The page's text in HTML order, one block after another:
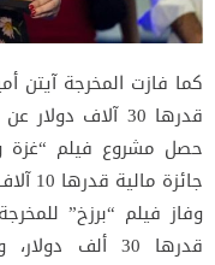
كما فازت المخرجة آيتن
قدرها 30 آلاف
حصل مشروع فيلم “غزة
جائزة مالية قدرها 10 آلاف دولار مقدمة من شركة آي برودكشن.
وفاز فيلم “برزخ”
قدرها 30 ألف